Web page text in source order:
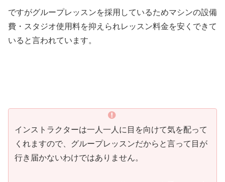
ですがグループレッスンを採用しているためマシンの設備
費・スタジオ使用料を抑えられレッスン料金を安くできて
いると言われています。
インストラクターは一人一人に目を向けて気を配って
くれますので、グループレッスンだからと言って目が
行き届かないわけではありません。